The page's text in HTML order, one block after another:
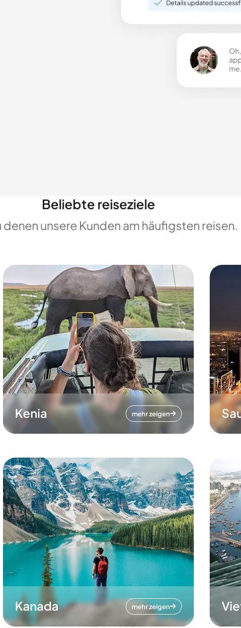
Beliebte reiseziele
denen unsere Kunden am häufigsten reisen.
Kenia mehr zeigen
Kanada mehr zeigen